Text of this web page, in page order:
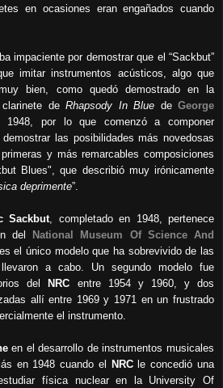
en ocasiones eran engañados cuando
impaciente por demostrar que el “Sackbut”
imitar instrumentos acústicos, algo que
bien, como quedó demostrado en la
clarinete deRhapsody In Blue deGeorge
1948, por lo que comenzó a componer
las posibilidades más novedosas
y más remarcables composiciones
Blues", que describió muy irónicamente
deprimente”.
Sackbut, completado en 1948, pertenece
del
National Museum Of Science And
el único modelo que ha sobrevivido de las
a cabo. Un segundo modelo fue
del
NRC entre 1954 y 1960, y dos
allí entre 1969 y 1971 en un frustrado
el instrumento.
en el desarrollo de instrumentos musicales
en 1948 cuando el
NRCle concedió una
física nuclearen la University Of